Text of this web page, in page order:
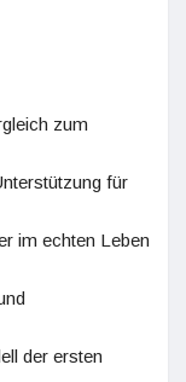
zum
für
im echten Leben
der ersten